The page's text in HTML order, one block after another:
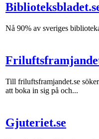
Nå 90% av sveriges
Till friluftsframjandet.se
att boka in sig på och...
Gjuteriet.se